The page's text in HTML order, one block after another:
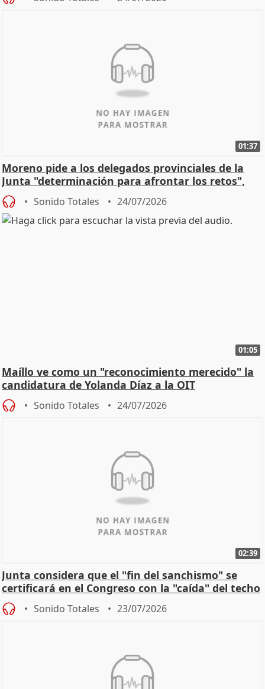
01:37
Moreno pide a los delegados provinciales de la
Junta "determinación para afrontar los retos",
diálog
Sonido Totales 24/07/2026
01:05
Maíllo ve como un "reconocimiento merecido" la
candidatura de Yolanda Díaz a la OIT
Sonido Totales 24/07/2026
02:39
Junta considera que el "fin del sanchismo" se
certificará en el Congreso con la "caída" del techo
de
Sonido Totales 23/07/2026